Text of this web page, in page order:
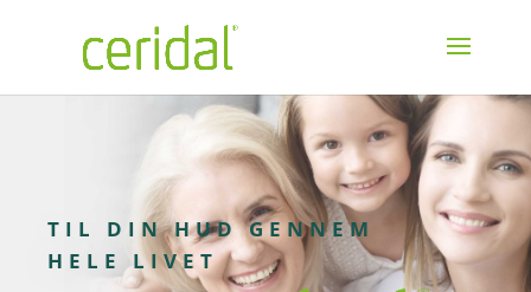
TIL DIN HUD GENNEM
HELE LIVET